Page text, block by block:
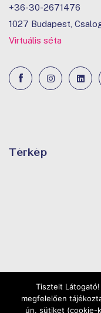
+36-30-2671476
1027 Budapest,
Virtuális séta
Térkép
Tisztelt
megfelelően
ún. sütiket (cookie-